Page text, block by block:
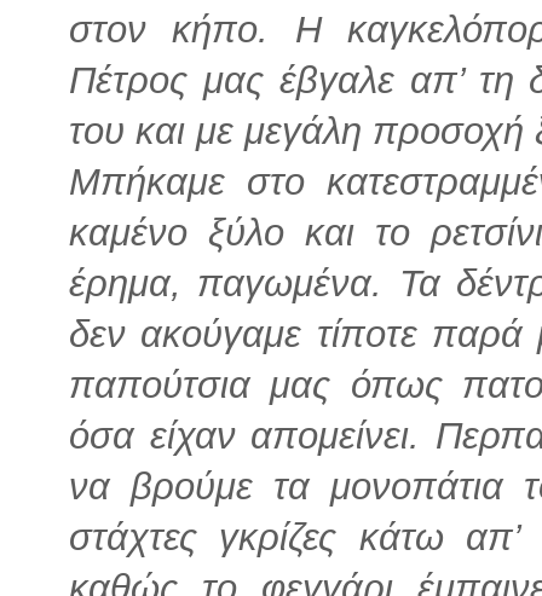
στον κήπο. Η
Πέτρος μας έβγαλε απ’
του και με μεγάλη προσοχή
Μπήκαμε στο
καμένο ξύλο και το
έρημα, παγωμένα. Τα
δεν ακούγαμε τίποτε παρά
παπούτσια μας όπως
όσα είχαν απομείνει.
να βρούμε τα μονοπάτια
στάχτες γκρίζες κάτω
καθώς το φεγγάρι